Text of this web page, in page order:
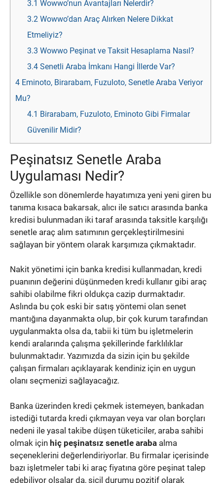
3.1 Wowwo’nun Avantajları Nelerdir?
3.2 Wowwo’dan Araç Alırken Nelere Dikkat
Etmeliyiz?
3.3 Wowwo Peşinat ve Taksit Hesaplama Nasıl?
3.4 Senetli Araba İmkanı Hangi İllerde Var?
4 Eminoto, Birarabam, Fuzuloto, Senetle Araba Veriyor
Mu?
4.1 Birarabam, Fuzuloto, Eminoto Gibi Firmalar
Güvenilir Midir?
Peşinatsız Senetle Araba
Uygulaması Nedir?
Özellikle son dönemlerde hayatımıza yeni yeni giren bu
tanıma kısaca bakarsak, alıcı ile satıcı arasında banka
kredisi bulunmadan iki taraf arasında taksitle karşılığı
senetle araç alım satımının gerçekleştirilmesini
sağlayan bir yöntem olarak karşımıza çıkmaktadır.
Nakit yönetimi için banka kredisi kullanmadan, kredi
puanının değerini düşünmeden kredi kullanır gibi araç
sahibi olabilme fikri oldukça cazip durmaktadır.
Aslında bu çok eski bir satış yöntemi olan senet
mantığına dayanmakta olup, bir çok kurum tarafından
uygulanmakta olsa da, tabii ki tüm bu işletmelerin
kendi aralarında çalışma şekillerinde farklılıklar
bulunmaktadır. Yazımızda da sizin için bu şekilde
çalışan firmaları açıklayarak kendiniz için en uygun
olanı seçmenizi sağlayacağız.
Banka üzerinden kredi çekmek istemeyen, bankadan
istediği tutarda kredi çıkmayan veya var olan borçları
nedeni ile yasal takibe düşen tüketiciler, araba sahibi
olmak için hiç peşinatsız senetle araba alma
seçeneklerini değerlendiriyorlar. Bu firmalar içerisinde
bazı işletmeler tabi ki araç fiyatına göre peşinat talep
edebiliyor olsalar da, sicil durumu pozitif olarak